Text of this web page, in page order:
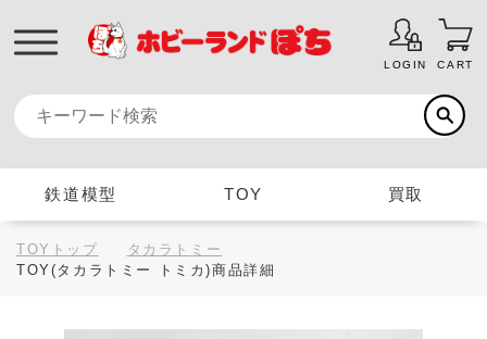
LOGIN CART
鉄道模型 TOY 買取
TOYトップ
タカラトミー
TOY(タカラトミー トミカ)商品詳細